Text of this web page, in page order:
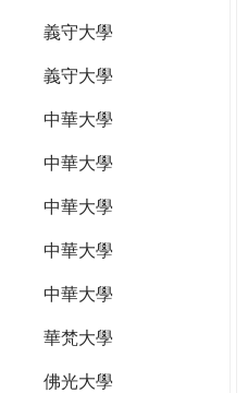
義守大學
義守大學
中華大學
中華大學
中華大學
中華大學
中華大學
華梵大學
佛光大學